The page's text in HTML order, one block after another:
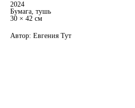
2024
Бумага, тушь
30 × 42 см
Автор: Евгения Тут